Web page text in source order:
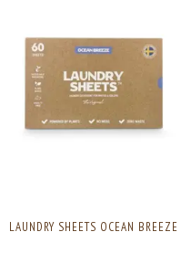
NUPO CHOCOLATE DIET VALUE PACK, 960G.
LAUNDRY SHEETS OCEAN BREEZE